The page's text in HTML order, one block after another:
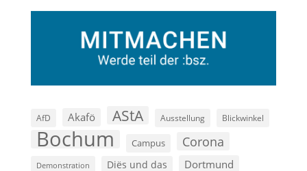
AfD Akafö AStA Ausstellung Blickwinkel
Bochum Campus Corona
Demonstration Diës und das Dortmund